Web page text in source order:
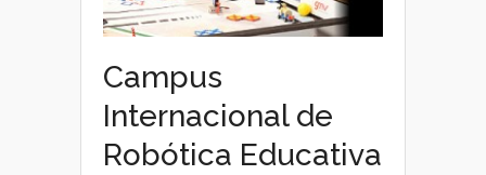
Campus
Internacional de
Robótica Educativa